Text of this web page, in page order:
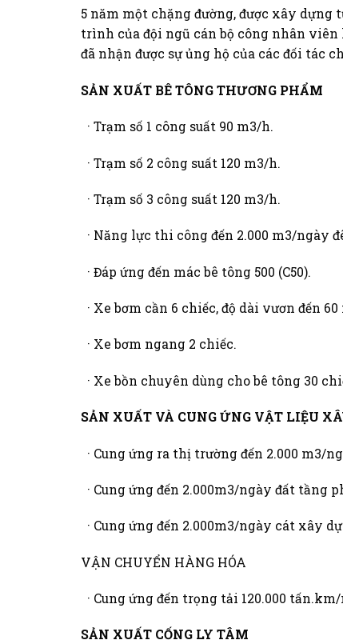
5 năm một chặng đường, được xây dựng
trình của đội ngũ cán bộ công nhân
đã nhận được sự ủng hộ của các đối tác
SẢN XUẤT BÊ TÔNG THƯƠNG PHẨM
· Trạm số 1 công suất 90 m3/h.
· Trạm số 2 công suất 120 m3/h.
· Trạm số 3 công suất 120 m3/h.
· Năng lực thi công đến 2.000 m3/ngày
· Đáp ứng đến mác bê tông 500 (C50).
· Xe bơm cần 6 chiếc, độ dài vươn đến 60
· Xe bơm ngang 2 chiếc.
· Xe bồn chuyên dùng cho bê tông 30
SẢN XUẤT VÀ CUNG ỨNG VẬT LIỆU
· Cung ứng ra thị trường đến 2.000 m3/
· Cung ứng đến 2.000m3/ngày đất tầng
· Cung ứng đến 2.000m3/ngày cát xây
VẬN CHUYỂN HÀNG HÓA
· Cung ứng đến trọng tải 120.000
SẢN XUẤT CỐNG LY TÂM